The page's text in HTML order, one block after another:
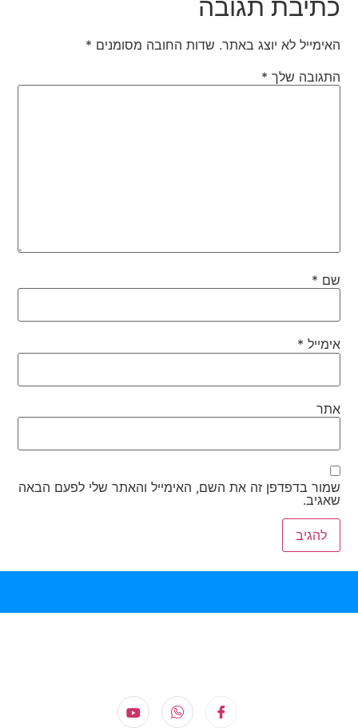
כתיבת תגובה
האימייל לא יוצג באתר. שדות החובה מסומנים *
התגובה שלך *
שם *
אימייל *
אתר
שמור בדפדפן זה את השם, האימייל והאתר שלי לפעם הבאה
שאגיב.